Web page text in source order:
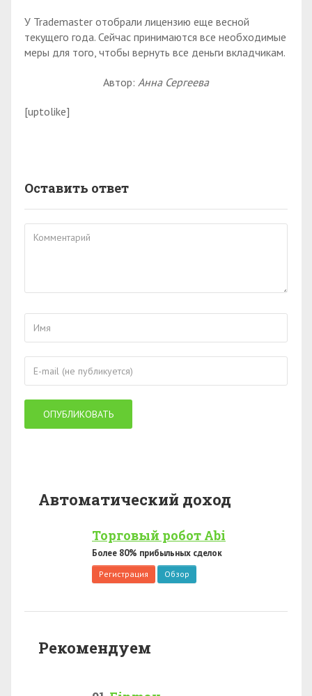
У Trademaster отобрали лицензию еще весной
текущего года. Сейчас принимаются все необходимые
меры для того, чтобы вернуть все деньги вкладчикам.
Автор: Анна Сергеева
[uptolike]
Оставить ответ
Автоматический доход
Торговый робот Abi
Более 80% прибыльных сделок
Регистрация Обзор
Рекомендуем